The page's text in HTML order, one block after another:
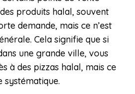
produits halal, souvent
demande, mais ce n’est
Cela signifie que si
une grande ville, vous
à des pizzas halal, mais ce
systématique.